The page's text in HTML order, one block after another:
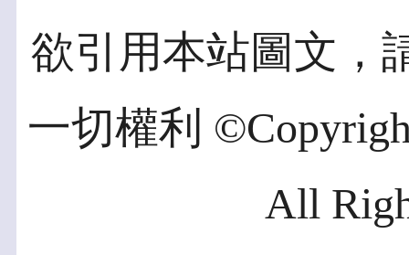
欲引用本站圖文，
一切權利
All